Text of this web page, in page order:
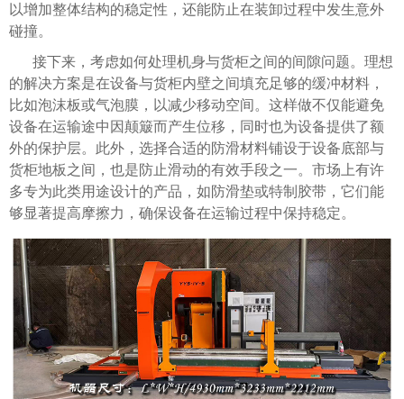
以增加整体结构的稳定性，还能防止在装卸过程中发生意外
碰撞。
接下来，考虑如何处理机身与货柜之间的间隙问题。理想
的解决方案是在设备与货柜内壁之间填充足够的缓冲材料，
比如泡沫板或气泡膜，以减少移动空间。这样做不仅能避免
设备在运输途中因颠簸而产生位移，同时也为设备提供了额
外的保护层。此外，选择合适的防滑材料铺设于设备底部与
货柜地板之间，也是防止滑动的有效手段之一。市场上有许
多专为此类用途设计的产品，如防滑垫或特制胶带，它们能
够显著提高摩擦力，确保设备在运输过程中保持稳定。